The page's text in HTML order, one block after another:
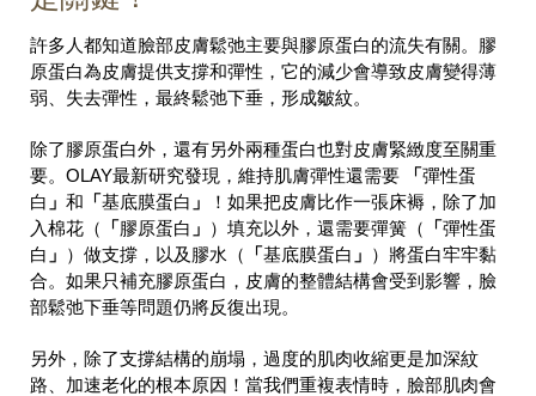
許多人都知道臉部皮膚鬆弛主要與膠原蛋白的流失有關。膠
原蛋白為皮膚提供支撐和彈性，它的減少會導致皮膚變得薄
弱、失去彈性，最終鬆弛下垂，形成皺紋。
除了膠原蛋白外，還有另外兩種蛋白也對皮膚緊緻度至關重
要。OLAY最新研究發現，維持肌膚彈性還需要
「彈性蛋
白 」 和 「基底膜蛋白 」
！如果把皮膚比作一張床褥，除了加
入棉花（
「膠原蛋白 」 ）填充以外，還需要彈簧（ 「彈性蛋
白 」 ）做支撐，以及膠水（ 「基底膜蛋白 」 ）將蛋白牢牢黏
合。如果只補充膠原蛋白，皮膚的整體結構會受到影響，臉
部鬆弛下垂等問題仍將反復出現。
另外，除了支撐結構的崩塌，過度的肌肉收縮更是加深紋
路、加速老化的根本原因！當我們重複表情時，臉部肌肉會